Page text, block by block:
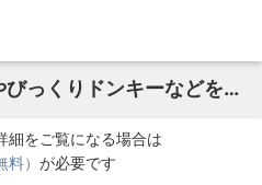
【経営幹部候補】KFCやびっくりドンキーなどを展開／来年度より「年休120日」に改定中／国内トップクラスのマルチフランチャイジー企業
細をご覧になる場合は
） が必要です